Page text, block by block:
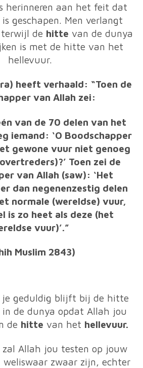
herinneren aan het feit dat
geschapen. Men verlangt
de hitte van de dunya
is met de hitte van het
hellevuur.
heeft verhaald: “Toen de
van Allah zei:
van de 70 delen van het
iemand: ‘O Boodschapper
gewone vuur niet genoeg
Toen zei de
van Allah (saw): ‘Het
dan negenenzestig delen
normale (wereldse) vuur,
is zo heet als deze (het
vuur)’.”
Muslim 2843)
je geduldig blijft bij de hitte
de dunya opdat Allah jou
de hitte van het hellevuur.
zal Allah jou testen op jouw
weliswaar zwaar zijn, echter